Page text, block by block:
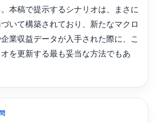
本稿で提示するシナリオは、まさに
いて構築されており、新たなマクロ
業収益データが入手された際に、こ
を更新する最も妥当な方法でもあ